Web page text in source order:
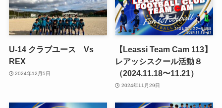
U-14 クラブユース Vs
REX
2024年12月5日
【Leassi Team Cam 113】
レアッシスクール活動８
（2024.11.18〜11.21）
2024年11月29日